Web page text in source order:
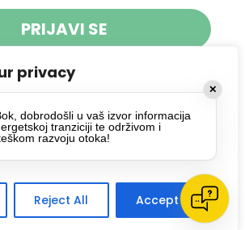
privacy
enhance your browsing experience,
ads or content, and analyze our
All", you consent to our use
Reject All Accept All
PRIJAVI SE
dajete suglasnost za
Pokreta Otoka te se
privatnosti.
MREŽE
✕
dobrodošli u vaš izvor informacija
tranziciji te održivom i
razvoju otoka!